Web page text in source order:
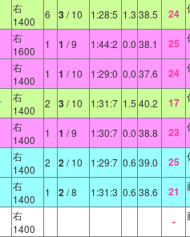
右
1400
6 3/ 10 1:28:5 1.3 38.5 24
右
1600
1 1 / 9 1:44:2 0.0 38.1 25
右
1400
1 1 / 10 1:29:0 0.0 37.6 24
右
1400
2 3/ 10 1:31:7 1.5 40.2 17
右
1400
1 1 / 9 1:30:7 0.0 38.8 23
右
1400
2 2/ 10 1:29:7 0.6 39.0 25
右
1400
1 2/ 8 1:31:3 0.6 38.6 21
右
1400
-